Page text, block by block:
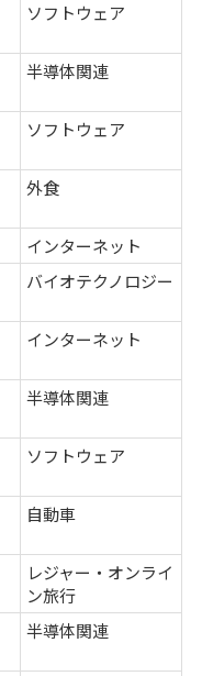
ソフトウェア
半導体関連
ソフトウェア
外食
インターネット
バイオテクノロジー
インターネット
半導体関連
ソフトウェア
自動車
レジャー・オンライ
ン旅行
半導体関連